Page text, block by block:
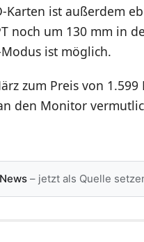
Karten ist außerdem
noch um 130 mm in
ist möglich.
zum Preis von
den Monitor
– jetzt als Quelle